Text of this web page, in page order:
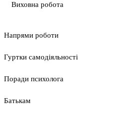
Виховна робота
Напрями роботи
Гуртки самодіяльності
Поради психолога
Батькам